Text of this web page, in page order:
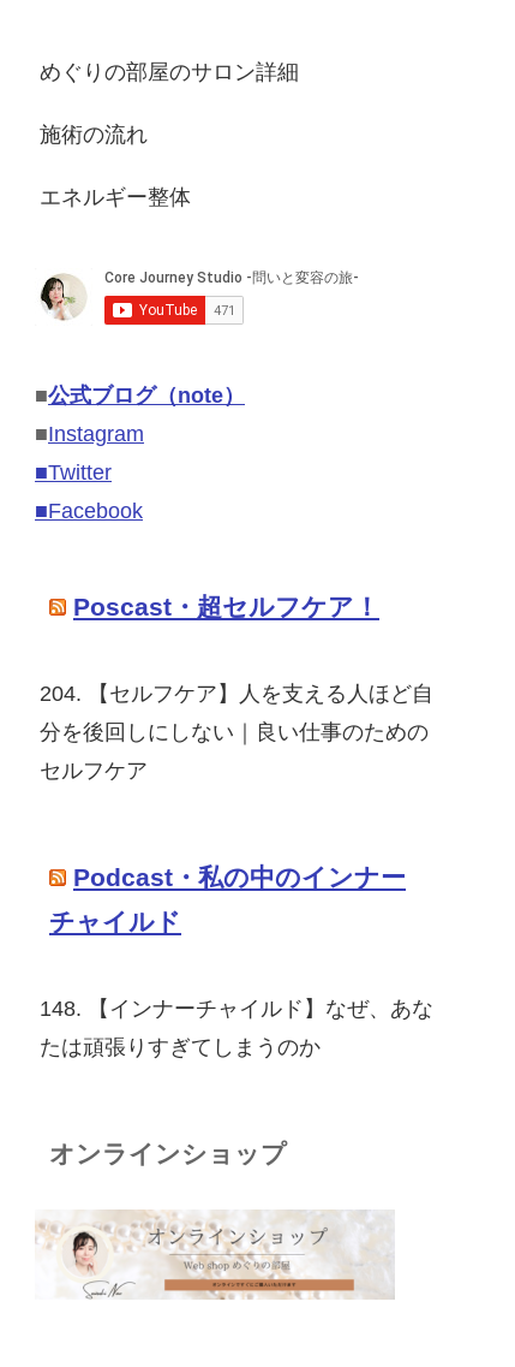
めぐりの部屋のサロン詳細
施術の流れ
エネルギー整体
■公式ブログ（note）
■Instagram
■Twitter
■Facebook
Poscast・超セルフケア！
204. 【セルフケア】人を支える人ほど自
分を後回しにしない｜良い仕事のための
セルフケア
Podcast・私の中のインナー
チャイルド
148. 【インナーチャイルド】なぜ、あな
たは頑張りすぎてしまうのか
オンラインショップ